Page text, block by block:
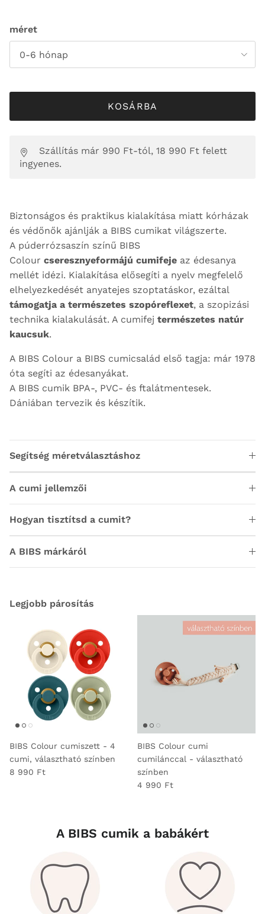
méret
0-6 hónap
KOSÁRBA
Szállítás már 990 Ft-tól, 18 990 Ft felett
ingyenes.
Biztonságos és praktikus kialakítása miatt kórházak
és védőnők ajánlják a BIBS cumikat világszerte.
A púderrózsaszín színű BIBS
Colour cseresznyeformájú cumifeje az édesanya
mellét idézi. Kialakítása elősegíti a nyelv megfelelő
elhelyezkedését anyatejes szoptatáskor, ezáltal
támogatja a természetes szopóreflexet, a szopizási
technika kialakulását. A cumifej természetes natúr
kaucsuk.
A BIBS Colour a BIBS cumicsalád első tagja: már 1978
óta segíti az édesanyákat.
A BIBS cumik BPA-, PVC- és ftalátmentesek.
Dániában tervezik és készítik.
Segítség méretválasztáshoz
A cumi jellemzői
Hogyan tisztítsd a cumit?
A BIBS márkáról
Legjobb párosítás
BIBS Colour cumiszett - 4
cumi, választható színben
8 990 Ft
BIBS Colour cumi
cumilánccal - választható
színben
4 990 Ft
A BIBS cumik a babákért